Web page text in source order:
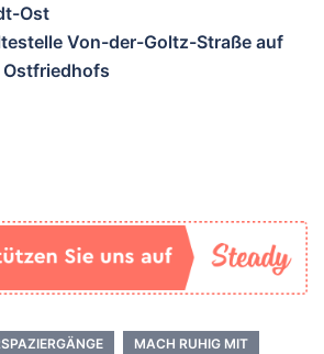
Ost
Von-der-Goltz-Straße auf
Ostfriedhofs
MACH RUHIG MIT